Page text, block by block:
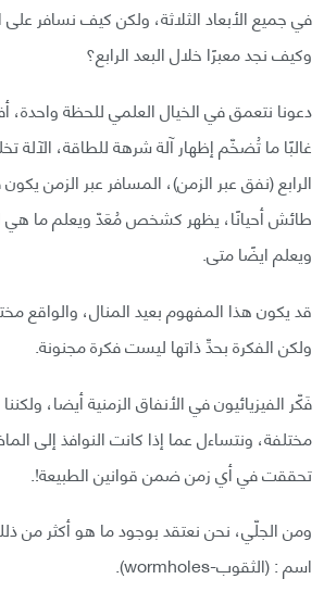
في جميع الأبعاد الثلاثة، ولكن كيف نسافر
وكيف نجد معبرًا خلال البعد الرابع؟
دعونا نتعمق في الخيال العلمي للحظة واحدة،
غالبًا ما تُضخّم إظهار آلة شرهة للطاقة، الآلة
الرابع (نفق عبر الزمن)، المسافر عبر الزمن
طائش أحيانًا، يظهر كشخص مُعَدّ ويعلم ما هي
ويعلم ايضًا متى.
قد يكون هذا المفهوم بعيد المنال، والواقع
ولكن الفكرة بحدِّ ذاتها ليست فكرة مجنونة.
فَكّر الفيزيائيون في الأنفاق الزمنية أيضا،
مختلفة، ونتساءل عما إذا كانت النوافذ إلى
تحققت في أي زمن ضمن قوانين الطبيعة!.
ومن الجلّي، نحن نعتقد بوجود ما هو أكثر من
اسم : (الثقوب-wormholes).